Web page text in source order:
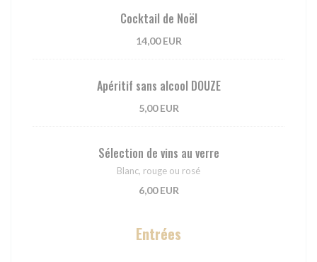
Cocktail de Noël
14,00 EUR
Apéritif sans alcool DOUZE
5,00 EUR
Sélection de vins au verre
Blanc, rouge ou rosé
6,00 EUR
Entrées